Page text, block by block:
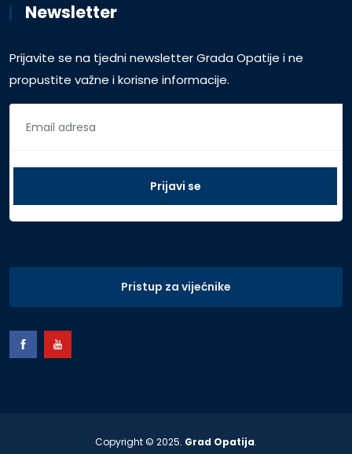
Newsletter
Prijavite se na tjedni newsletter Grada Opatije i ne
propustite važne i korisne informacije.
Pristup za vijećnike
Copyright © 2025. Grad Opatija.